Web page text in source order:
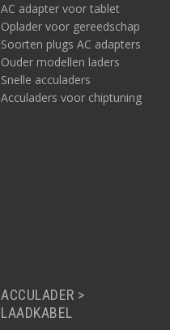
AC adapter voor tablet
Oplader voor gereedschap
Soorten plugs AC adapters
Ouder modellen laders
Snelle acculaders
Acculaders voor chiptuning
ACCULADER >
LAADKABEL